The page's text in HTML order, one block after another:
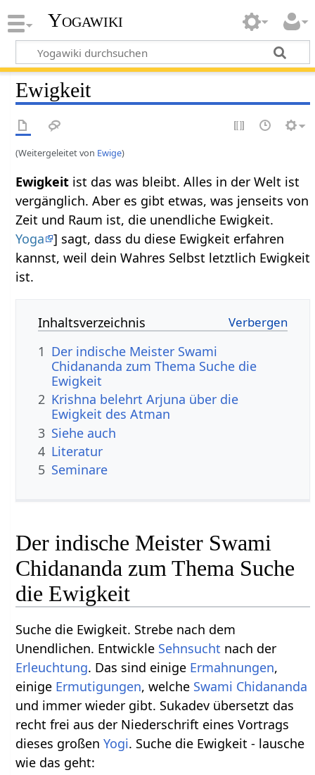
Yogawiki
Ewigkeit
(Weitergeleitet von Ewige)
Ewigkeit ist das was bleibt. Alles in der Welt ist
vergänglich. Aber es gibt etwas, was jenseits von
Zeit und Raum ist, die unendliche Ewigkeit.
Yoga ] sagt, dass du diese Ewigkeit erfahren
kannst, weil dein Wahres Selbst letztlich Ewigkeit
ist.
Inhaltsverzeichnis
1 Der indische Meister Swami
Chidananda zum Thema Suche die
Ewigkeit
2 Krishna belehrt Arjuna über die
Ewigkeit des Atman
3 Siehe auch
4 Literatur
5 Seminare
Der indische Meister Swami
Chidananda zum Thema Suche
die Ewigkeit
Suche die Ewigkeit. Strebe nach dem
Unendlichen. Entwickle Sehnsucht nach der
Erleuchtung. Das sind einige Ermahnungen,
einige Ermutigungen, welche Swami Chidananda
und immer wieder gibt. Sukadev übersetzt das
recht frei aus der Niederschrift eines Vortrags
dieses großenYogi. Suche die Ewigkeit - lausche
wie das geht: